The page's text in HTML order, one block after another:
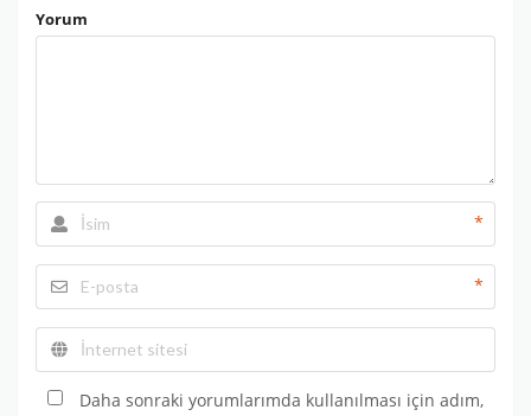
Yorum
*
*
Daha sonraki yorumlarımda kullanılması için adım,